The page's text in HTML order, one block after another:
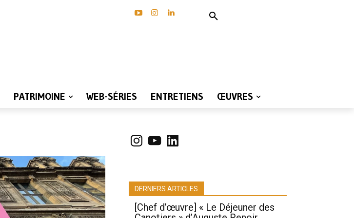
PATRIMOINE WEB-SÉRIES ENTRETIENS ŒUVRES
Instagram
YouTubeLinkedIn
DERNIERS ARTICLES
[Chef d’œuvre] « Le Déjeuner des